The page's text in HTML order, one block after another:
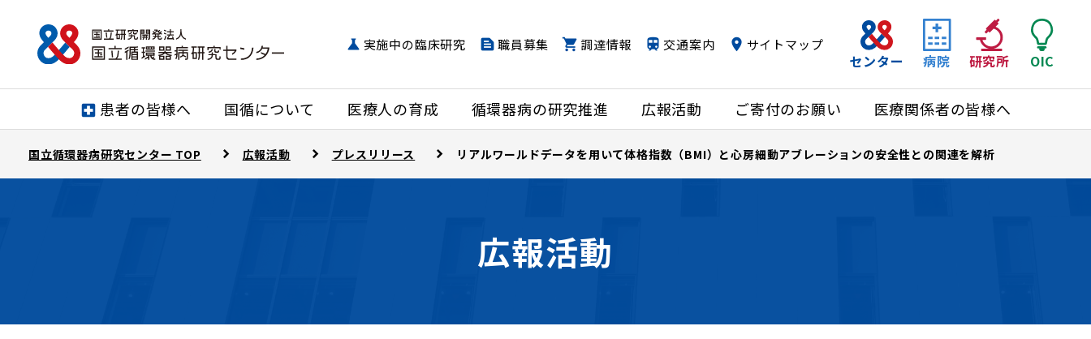
患者の皆様へ 国循について 医療人の育成 循環器病の研究推進 広報活動 ご寄付のお願い 医療関係者の皆様へ
センター 病院 研究所 OIC
実施中の臨床研究 職員募集 調達情報 交通案内 サイトマップ
国立循環器病研究センター TOP 広報活動 プレスリリース リアルワールドデータを用いて体格指数（BMI）と心房細動アブレーションの安全性との関連を解析
広報活動